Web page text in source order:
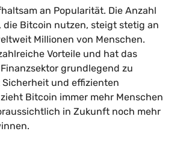
an Popularität. Die Anzahl
die Bitcoin nutzen, steigt stetig an
Millionen von Menschen.
Vorteile und hat das
grundlegend zu
und effizienten
Bitcoin immer mehr Menschen
in Zukunft noch mehr